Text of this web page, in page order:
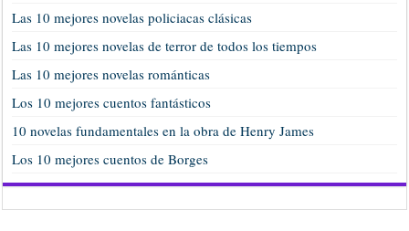
Las 10 mejores novelas policiacas clásicas
Las 10 mejores novelas de terror de todos los tiempos
Las 10 mejores novelas románticas
Los 10 mejores cuentos fantásticos
10 novelas fundamentales en la obra de Henry James
Los 10 mejores cuentos de Borges